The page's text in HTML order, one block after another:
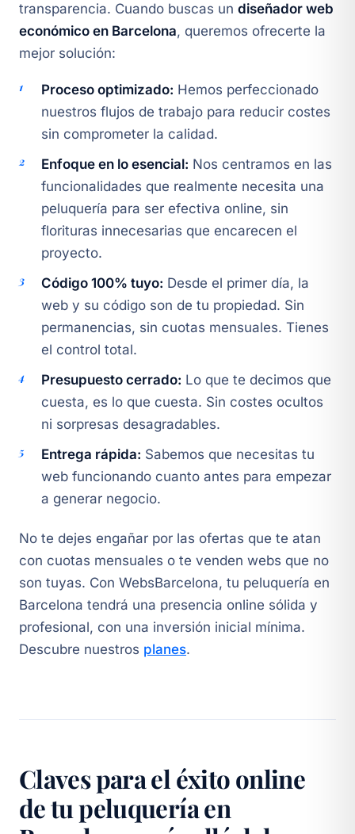
transparencia. Cuando buscas un diseñador web
económico en Barcelona, queremos ofrecerte la
mejor solución:
Proceso optimizado: Hemos perfeccionado
nuestros flujos de trabajo para reducir costes
sin comprometer la calidad.
Enfoque en lo esencial: Nos centramos en las
funcionalidades que realmente necesita una
peluquería para ser efectiva online, sin
florituras innecesarias que encarecen el
proyecto.
Código 100% tuyo: Desde el primer día, la
web y su código son de tu propiedad. Sin
permanencias, sin cuotas mensuales. Tienes
el control total.
Presupuesto cerrado: Lo que te decimos que
cuesta, es lo que cuesta. Sin costes ocultos
ni sorpresas desagradables.
Entrega rápida: Sabemos que necesitas tu
web funcionando cuanto antes para empezar
a generar negocio.
No te dejes engañar por las ofertas que te atan
con cuotas mensuales o te venden webs que no
son tuyas. Con WebsBarcelona, tu peluquería en
Barcelona tendrá una presencia online sólida y
profesional, con una inversión inicial mínima.
Descubre nuestros planes.
Claves para el éxito online
de tu peluquería en